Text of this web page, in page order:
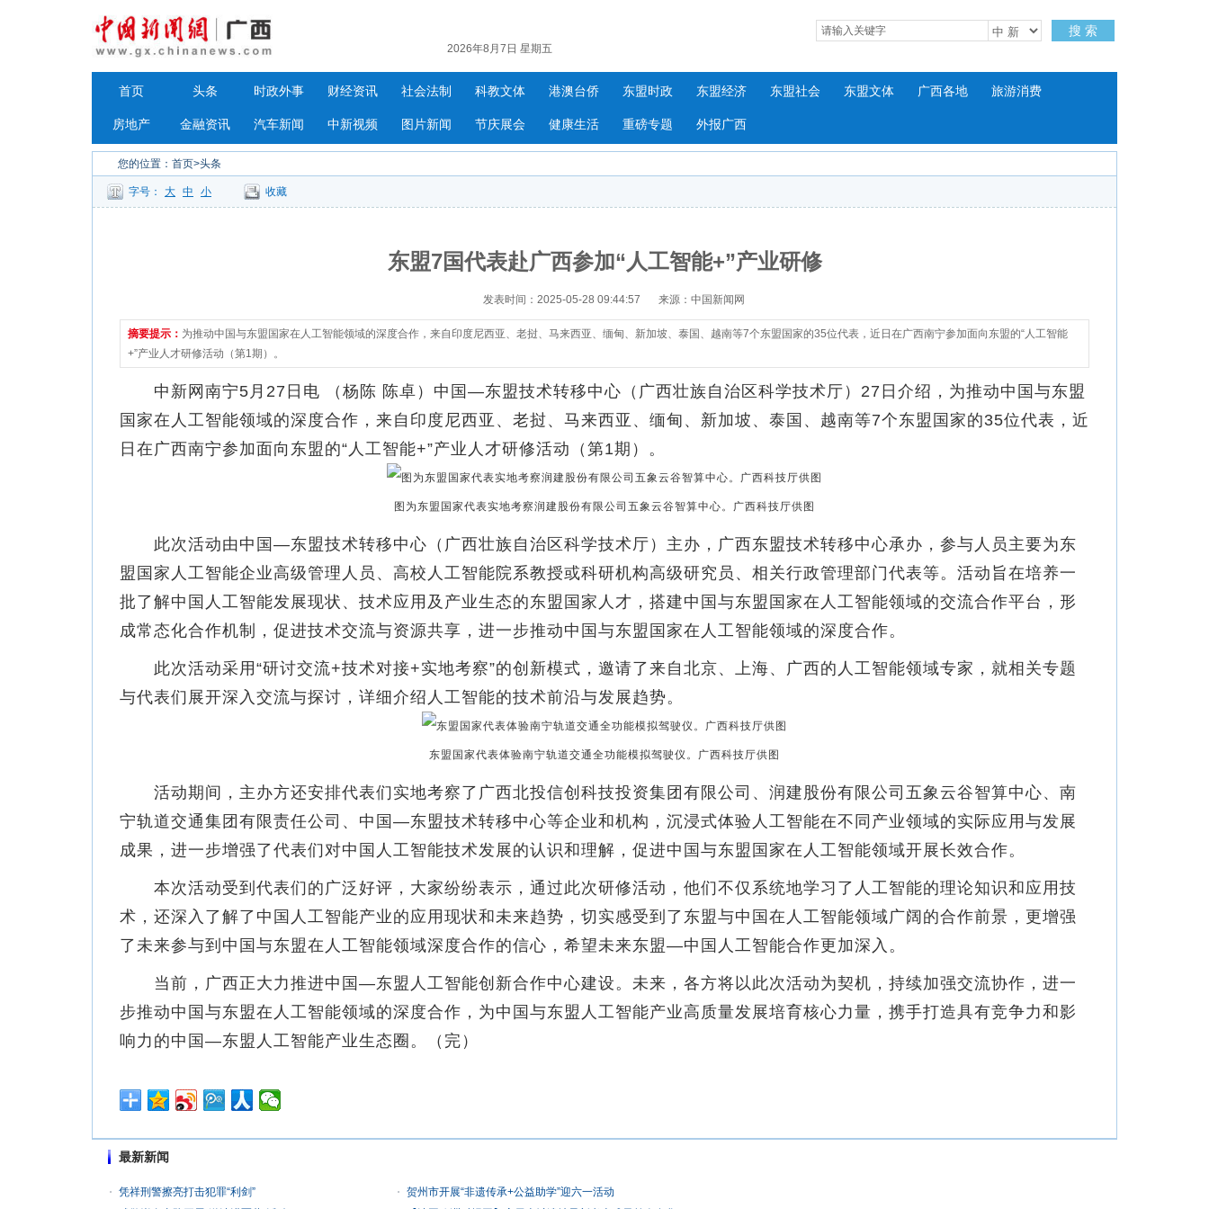
2026年8月7日 星期五
搜 索
首页 头条 时政外事 财经资讯 社会法制 科教文体 港澳台侨 东盟时政 东盟经济 东盟社会 东盟文体 广西各地 旅游消费
房地产 金融资讯 汽车新闻 中新视频 图片新闻 节庆展会 健康生活 重磅专题 外报广西
您的位置： 首页>头条
字号： 大 中 小 收藏
东盟7国代表赴广西参加“人工智能+”产业研修
发表时间：2025-05-28 09:44:57 来源：中国新闻网
摘要提示： 为推动中国与东盟国家在人工智能领域的深度合作，来自印度尼西亚、老挝、马来西亚、缅甸、新加坡、泰国、越南等7个东盟国家的35位代表，近日在广西南宁参加面向东盟的“人工智能
+”产业人才研修活动（第1期）。
中新网南宁5月27日电 （杨陈 陈卓）中国—东盟技术转移中心（广西壮族自治区科学技术厅）27日介绍，为推动中国与东盟
国家在人工智能领域的深度合作，来自印度尼西亚、老挝、马来西亚、缅甸、新加坡、泰国、越南等7个东盟国家的35位代表，近
日在广西南宁参加面向东盟的“人工智能+”产业人才研修活动（第1期）。
图为东盟国家代表实地考察润建股份有限公司五象云谷智算中心。广西科技厅供图
此次活动由中国—东盟技术转移中心（广西壮族自治区科学技术厅）主办，广西东盟技术转移中心承办，参与人员主要为东
盟国家人工智能企业高级管理人员、高校人工智能院系教授或科研机构高级研究员、相关行政管理部门代表等。活动旨在培养一
批了解中国人工智能发展现状、技术应用及产业生态的东盟国家人才，搭建中国与东盟国家在人工智能领域的交流合作平台，形
成常态化合作机制，促进技术交流与资源共享，进一步推动中国与东盟国家在人工智能领域的深度合作。
此次活动采用“研讨交流+技术对接+实地考察”的创新模式，邀请了来自北京、上海、广西的人工智能领域专家，就相关专题
与代表们展开深入交流与探讨，详细介绍人工智能的技术前沿与发展趋势。
东盟国家代表体验南宁轨道交通全功能模拟驾驶仪。广西科技厅供图
活动期间，主办方还安排代表们实地考察了广西北投信创科技投资集团有限公司、润建股份有限公司五象云谷智算中心、南
宁轨道交通集团有限责任公司、中国—东盟技术转移中心等企业和机构，沉浸式体验人工智能在不同产业领域的实际应用与发展
成果，进一步增强了代表们对中国人工智能技术发展的认识和理解，促进中国与东盟国家在人工智能领域开展长效合作。
本次活动受到代表们的广泛好评，大家纷纷表示，通过此次研修活动，他们不仅系统地学习了人工智能的理论知识和应用技
术，还深入了解了中国人工智能产业的应用现状和未来趋势，切实感受到了东盟与中国在人工智能领域广阔的合作前景，更增强
了未来参与到中国与东盟在人工智能领域深度合作的信心，希望未来东盟—中国人工智能合作更加深入。
当前，广西正大力推进中国—东盟人工智能创新合作中心建设。未来，各方将以此次活动为契机，持续加强交流协作，进一
步推动中国与东盟在人工智能领域的深度合作，为中国与东盟人工智能产业高质量发展培育核心力量，携手打造具有竞争力和影
响力的中国—东盟人工智能产业生态圈。（完）
最新新闻
凭祥刑警擦亮打击犯罪“利剑”
贺州市开展“非遗传承+公益助学”迎六一活动